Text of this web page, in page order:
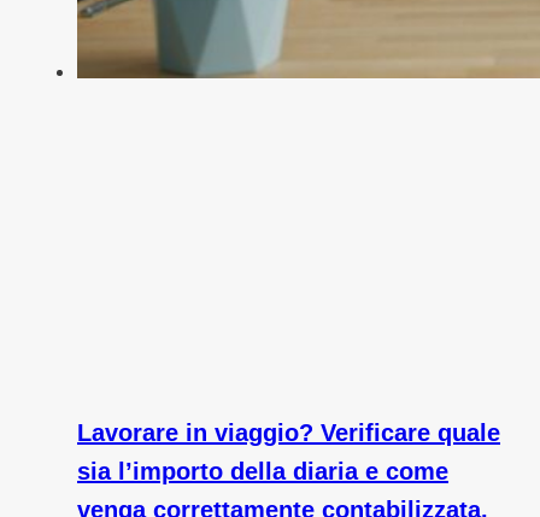
Lavorare in viaggio? Verificare quale
sia l’importo della diaria e come
venga correttamente contabilizzata.